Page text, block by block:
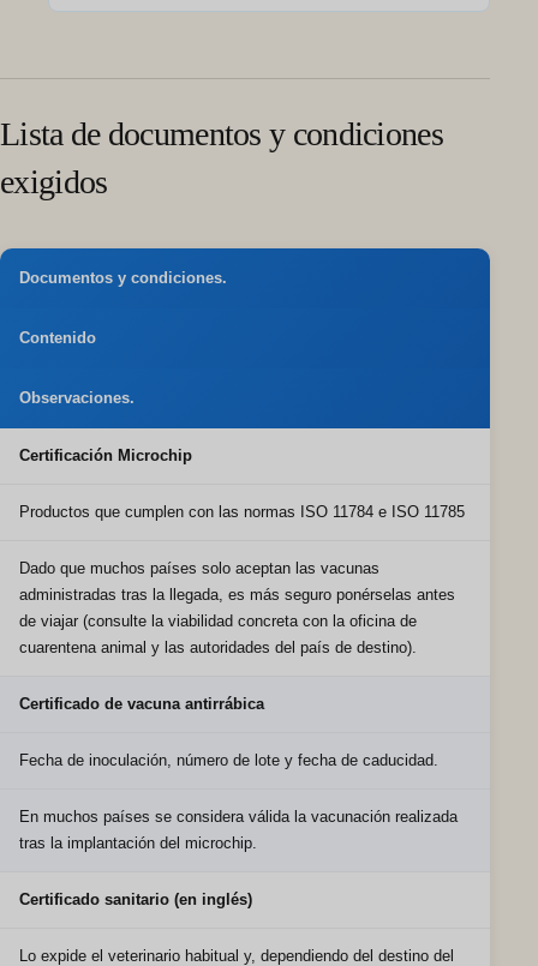
Lista de documentos y condiciones
exigidos
Documentos y condiciones.
Contenido
Observaciones.
Certificación Microchip
Productos que cumplen con las normas ISO 11784 e ISO 11785
Dado que muchos países solo aceptan las vacunas
administradas tras la llegada, es más seguro ponérselas antes
de viajar (consulte la viabilidad concreta con la oficina de
cuarentena animal y las autoridades del país de destino).
Certificado de vacuna antirrábica
Fecha de inoculación, número de lote y fecha de caducidad.
En muchos países se considera válida la vacunación realizada
tras la implantación del microchip.
Certificado sanitario (en inglés)
Lo expide el veterinario habitual y, dependiendo del destino del